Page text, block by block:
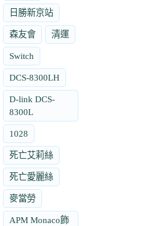
日勝新京站
森友會 清運
Switch
DCS-8300LH
D-link DCS-
8300L
1028
死亡艾莉絲
死亡愛麗絲
麥當勞
APM Monaco飾